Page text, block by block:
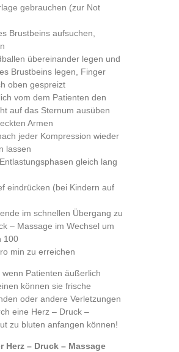
gebrauchen (zur Not
Brustbeins aufsuchen,
übereinander legen und
Brustbeins legen, Finger
oben gespreizt
vom dem Patienten den
auf das Sternum ausüben
Armen
jeder Kompression wieder
lassen
gleich lang
eindrücken (bei Kindern auf
im schnellen Übergang zu
– Massage im Wechsel um
100
min zu erreichen
wenn Patienten äußerlich
können sie frische
oder andere Verletzungen
eine Herz – Druck –
zu bluten anfangen können!
Herz – Druck – Massage